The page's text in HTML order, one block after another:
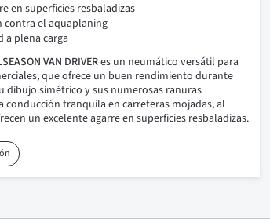
en superficies resbaladizas
contra el aquaplaning
a plena carga
VAN DRIVERes un neumático versátil para
que ofrece un buen rendimiento durante
dibujo simétrico y sus numerosas ranuras
conducción tranquila en carreteras mojadas, al
un excelente agarre en superficies resbaladizas.